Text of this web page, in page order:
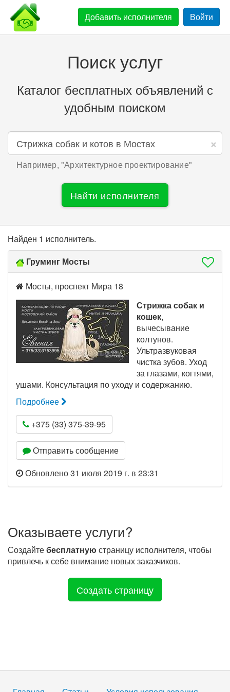
Добавить исполнителя Войти
Поиск услуг
Каталог бесплатных объявлений с
удобным поиском
×
Например, "Архитектурное проектирование"
Найти исполнителя
Найден 1 исполнитель.
Груминг Мосты
Мосты, проспект Мира 18
Стрижка собак и
кошек,
вычесывание
колтунов.
Ультразвуковая
чистка зубов. Уход
за глазами, когтями,
ушами. Консультация по уходу и содержанию.
Подробнее
+375 (33) 375-39-95
Отправить сообщение
Обновлено 31 июля 2019 г. в 23:31
Оказываете услуги?
Создайтебесплатную страницу исполнителя, чтобы
привлечь к себе внимание новых заказчиков.
Создать страницу